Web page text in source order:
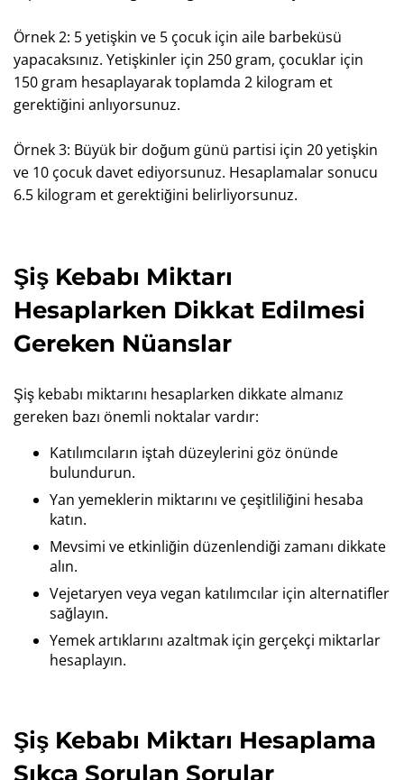
Örnek 2: 5 yetişkin ve 5 çocuk için aile barbeküsü
yapacaksınız. Yetişkinler için 250 gram, çocuklar için
150 gram hesaplayarak toplamda 2 kilogram et
gerektiğini anlıyorsunuz.
Örnek 3: Büyük bir doğum günü partisi için 20 yetişkin
ve 10 çocuk davet ediyorsunuz. Hesaplamalar sonucu
6.5 kilogram et gerektiğini belirliyorsunuz.
Şiş Kebabı Miktarı
Hesaplarken Dikkat Edilmesi
Gereken Nüanslar
Şiş kebabı miktarını hesaplarken dikkate almanız
gereken bazı önemli noktalar vardır:
Katılımcıların iştah düzeylerini göz önünde
bulundurun.
Yan yemeklerin miktarını ve çeşitliliğini hesaba
katın.
Mevsimi ve etkinliğin düzenlendiği zamanı dikkate
alın.
Vejetaryen veya vegan katılımcılar için alternatifler
sağlayın.
Yemek artıklarını azaltmak için gerçekçi miktarlar
hesaplayın.
Şiş Kebabı Miktarı Hesaplama
Sıkça Sorulan Sorular